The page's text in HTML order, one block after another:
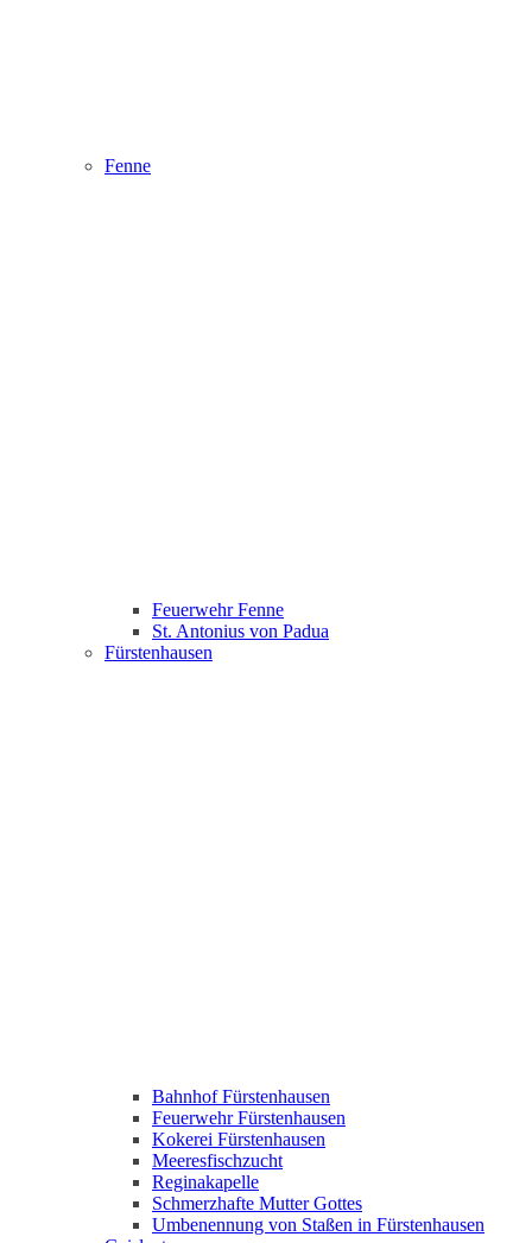
Fenne
Feuerwehr Fenne
St. Antonius von Padua
Fürstenhausen
Bahnhof Fürstenhausen
Feuerwehr Fürstenhausen
Kokerei Fürstenhausen
Meeresfischzucht
Reginakapelle
Schmerzhafte Mutter Gottes
Umbenennung von Staßen in Fürstenhausen